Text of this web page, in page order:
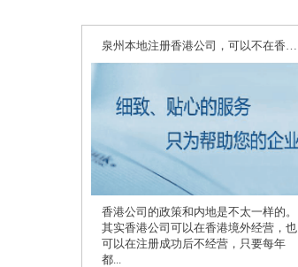
泉州本地注册香港公司，可以不在香港本地经营吗？
香港公司的政策和内地是不太一样的。
其实香港公司可以在香港境外经营，也
可以在注册成功后不经营，只要每年
都...